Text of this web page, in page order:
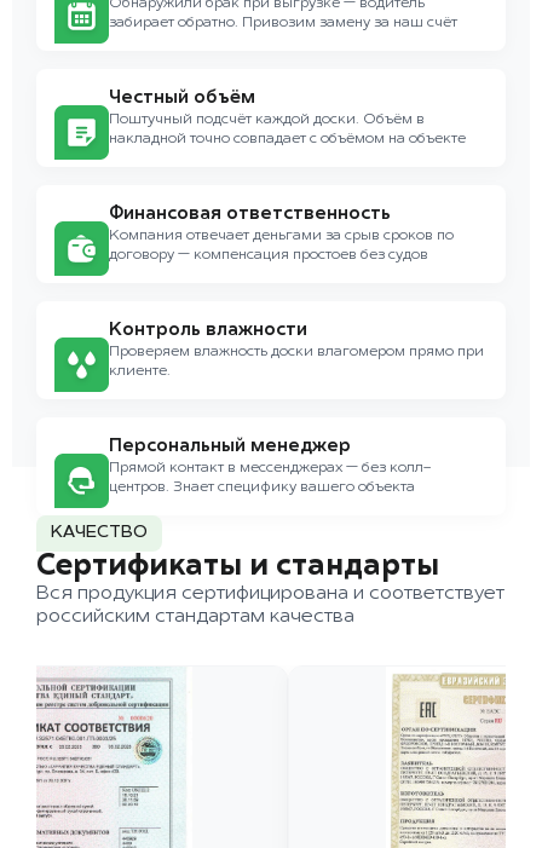
Обнаружили брак при выгрузке — водитель
забирает обратно. Привозим замену за наш счёт
Честный объём
Поштучный подсчёт каждой доски. Объём в
накладной точно совпадает с объёмом на объекте
Финансовая ответственность
Компания отвечает деньгами за срыв сроков по
договору — компенсация простоев без судов
Контроль влажности
Проверяем влажность доски влагомером прямо при
клиенте.
Персональный менеджер
Прямой контакт в мессенджерах — без колл-
центров. Знает специфику вашего объекта
КАЧЕСТВО
Сертификаты и стандарты
Вся продукция сертифицирована и соответствует
российским стандартам качества